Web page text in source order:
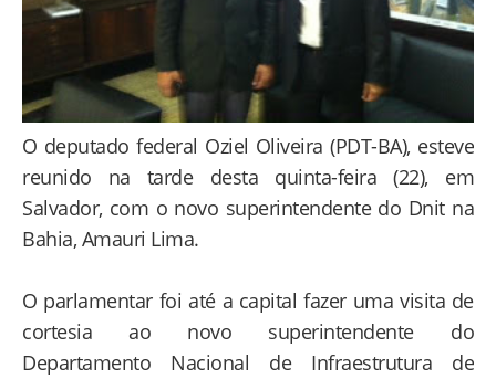
O deputado federal Oziel Oliveira (PDT-BA), esteve
reunido na tarde desta quinta-feira (22), em
Salvador, com o novo superintendente do Dnit na
Bahia, Amauri Lima.
O parlamentar foi até a capital fazer uma visita de
cortesia ao novo superintendente do
Departamento Nacional de Infraestrutura de